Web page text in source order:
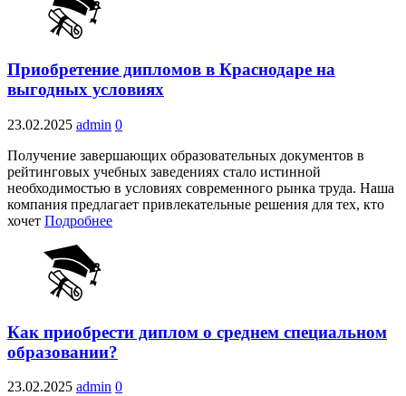
Приобретение дипломов в Краснодаре на
выгодных условиях
23.02.2025 admin 0
Получение завершающих образовательных документов в
рейтинговых учебных заведениях стало истинной
необходимостью в условиях современного рынка труда. Наша
компания предлагает привлекательные решения для тех, кто
хочет Подробнее
Как приобрести диплом о среднем специальном
образовании?
23.02.2025 admin 0